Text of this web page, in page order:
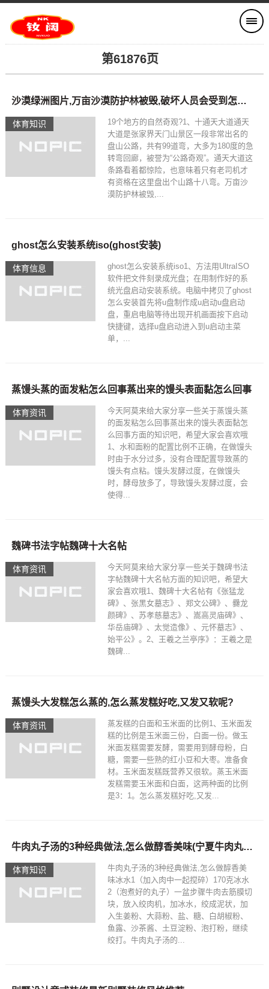
第61876页
体育知识
沙漠绿洲图片,万亩沙漠防护林被毁,破坏人员会受到怎样的惩罚?
19个地方的自然奇观?1、十通天大道通天
大道是张家界天门山景区一段非常出名的
盘山公路，共有99道弯，大多为180度的急
转弯回廊，被誉为“公路奇观”。通天大道这
条路看着都惊险，也意味着只有老司机才
有资格在这里盘出个山路十八弯。万亩沙
漠防护林被毁,...
体育信息
ghost怎么安装系统iso(ghost安装)
ghost怎么安装系统iso1、方法用UltraISO
软件把文件刻录成光盘；在用制作好的系
统光盘启动安装系统。电脑中拷贝了ghost
怎么安装首先将u盘制作成u启动u盘启动
盘，重启电脑等待出现开机画面按下启动
快捷键，选择u盘启动进入到u启动主菜
单，...
体育资讯
蒸馒头蒸的面发粘怎么回事蒸出来的馒头表面黏怎么回事
今天阿莫来给大家分享一些关于蒸馒头蒸
的面发粘怎么回事蒸出来的馒头表面黏怎
么回事方面的知识吧，希望大家会喜欢哦
1、水和面粉的配置比例不正确，在做馒头
时由于水分过多，没有合理配置导致蒸的
馒头有点粘。馒头发酵过度，在做馒头
时，酵母放多了，导致馒头发酵过度，会
使得...
体育资讯
魏碑书法字帖魏碑十大名帖
今天阿莫来给大家分享一些关于魏碑书法
字帖魏碑十大名帖方面的知识吧，希望大
家会喜欢哦1、魏碑十大名帖有《张猛龙
碑》、张黑女墓志》、郑文公碑》、爨龙
颜碑》、苏孝慈墓志》、嵩高灵庙碑》、
华岳庙碑》、太觉造像》、元怀墓志》、
始平公》。2、王羲之兰亭序》：王羲之是
魏碑...
体育资讯
蒸馒头大发糕怎么蒸的,怎么蒸发糕好吃,又发又软呢?
蒸发糕的白面和玉米面的比例1、玉米面发
糕的比例是玉米面三份，白面一份。做玉
米面发糕需要发酵，需要用到酵母粉，白
糖，需要一些熟的红小豆和大枣。准备食
材。玉米面发糕既营养又很软。蒸玉米面
发糕需要玉米面和白面，这两种面的比例
是3：1。怎么蒸发糕好吃,又发...
体育知识
牛肉丸子汤的3种经典做法,怎么做醇香美味(宁夏牛肉丸子汤的做法和配方)
牛肉丸子汤的3种经典做法,怎么做醇香美
味冰水1（加入肉中一起搅碎）170克冰水
2（泡煮好的丸子）一盆步骤牛肉去筋膜切
块，放入绞肉机，加冰水，绞成泥状，加
入生姜粉、大蒜粉、盐、糖、白胡椒粉、
鱼露、沙茶酱、土豆淀粉、泡打粉，继续
绞打。牛肉丸子汤的...